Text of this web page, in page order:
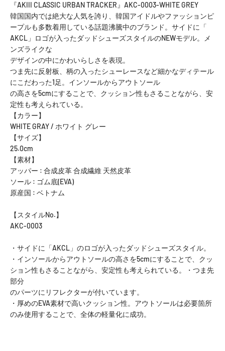
『AKIII CLASSIC URBAN TRACKER』AKC-0003-WHITE GREY
韓国国内では絶大な人気を誇り、韓国アイドルやファッションピ
ープルも多数着用している話題沸騰中のブランド。サイドに「
AKCL」ロゴが入ったダッドシューズスタイルのNEWモデル。メ
ンズライクな
デザインの中にかわいらしさを表現。
つま先に反射板、柄の入ったシューレースなど細かなディテール
にこだわった1足。インソールからアウトソール
の高さを5cmにすることで、クッション性もさることながら、安
定性も考えられている。
【カラー】
WHITE GRAY / ホワイト グレー
【サイズ】
25.0cm
【素材】
アッパー : 合成皮革 合成繊維 天然皮革
ソール : ゴム底(EVA)
原産国 : ベトナム
【スタイルNo.】
AKC-0003
・サイドに「AKCL」のロゴが入ったダッドシューズスタイル。
・インソールからアウトソールの高さを5cmにすることで、クッ
ション性もさることながら、安定性も考えられている。・つま先
部分
のパーツにリフレクターが付いています。
・厚めのEVA素材で高いクッション性。アウトソールは必要箇所
のみ使用することで、全体の軽量化に成功。